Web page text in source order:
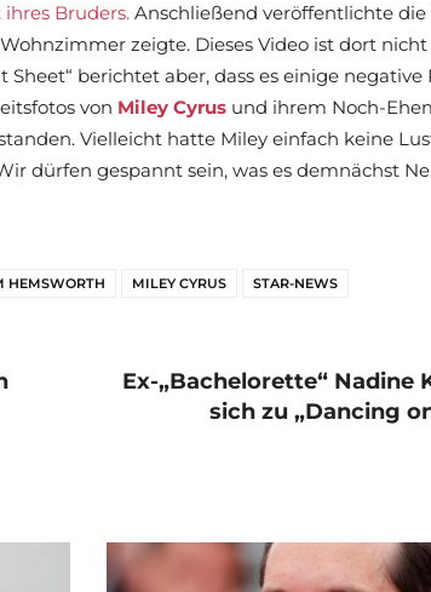
Bruders. Anschließend veröffentlichte die
zeigte. Dieses Video ist dort
berichtet aber, dass es einige
von Miley Cyrus und ihrem Noch-
Vielleicht hatte Miley einfach keine
dürfen gespannt sein, was es demnächst
HEMSWORTH MILEY CYRUS STAR-NEWS
Ex-„Bachelorette“ Nadine
sich zu „Dancing